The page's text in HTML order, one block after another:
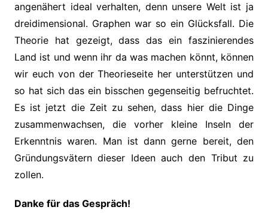
angenähert ideal verhalten, denn unsere Welt ist ja
dreidimensional. Graphen war so ein Glücksfall. Die
Theorie hat gezeigt, dass das ein faszinierendes
Land ist und wenn ihr da was machen könnt, können
wir euch von der Theorieseite her unterstützen und
so hat sich das ein bisschen gegenseitig befruchtet.
Es ist jetzt die Zeit zu sehen, dass hier die Dinge
zusammenwachsen, die vorher kleine Inseln der
Erkenntnis waren. Man ist dann gerne bereit, den
Gründungsvätern dieser Ideen auch den Tribut zu
zollen.
Danke für das Gespräch!